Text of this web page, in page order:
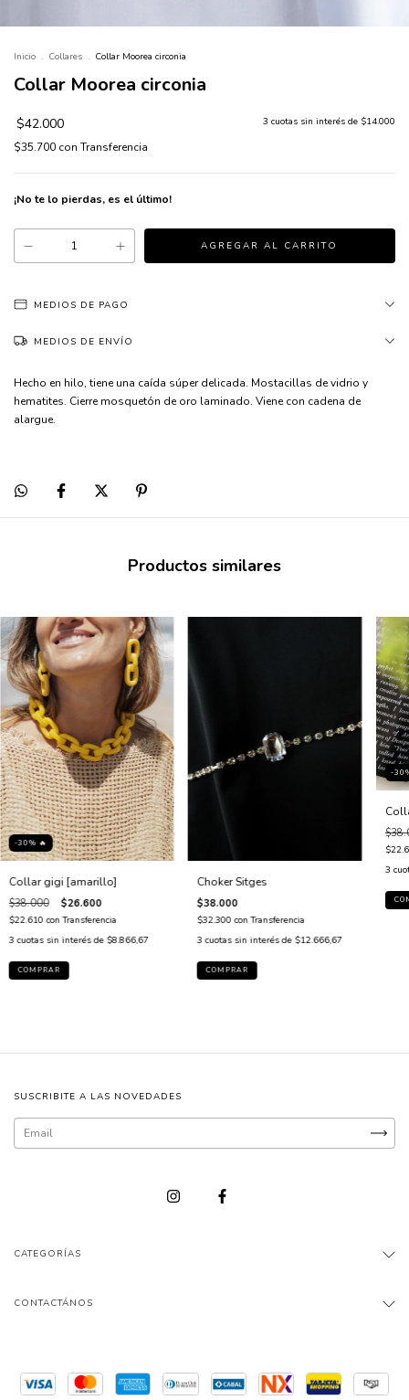
Inicio . Collares . Collar Moorea circonia
Collar Moorea circonia
$42.000 3 cuotas sin interés de $14.000
$35.700 con Transferencia
¡No te lo pierdas, es el último!
MEDIOS DE PAGO
MEDIOS DE ENVÍO
Hecho en hilo, tiene una caída súper delicada. Mostacillas de vidrio y
hematites. Cierre mosquetón de oro laminado. Viene con cadena de
alargue.
Productos similares
-30% 🔥
Collar gigi [amarillo]
$38.000 $26.600
$22.610con Transferencia
3 cuotas sin interés de $8.866,67
Choker Sitges
$38.000
$32.300con Transferencia
3 cuotas sin interés de $12.666,67
-
3
SUSCRIBITE A LAS NOVEDADES
CATEGORÍAS
CONTACTÁNOS